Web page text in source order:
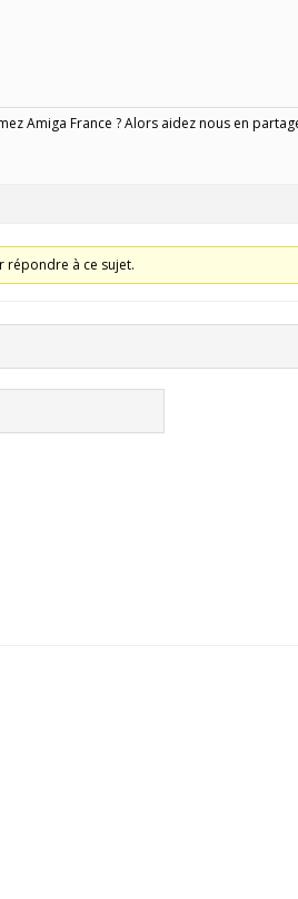
Amiga France ? Alors aidez nous en
répondre à ce sujet.